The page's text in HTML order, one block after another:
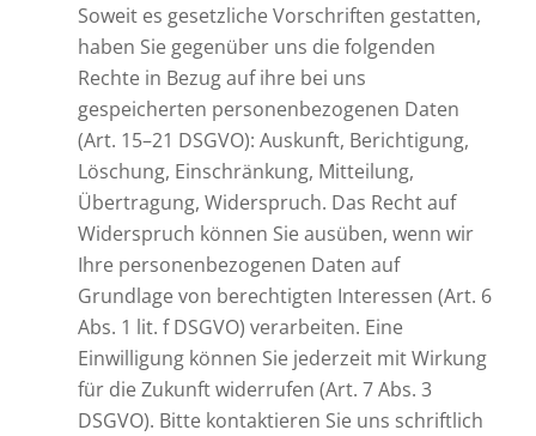
Soweit es gesetzliche Vorschriften gestatten,
haben Sie gegenüber uns die folgenden
Rechte in Bezug auf ihre bei uns
gespeicherten personenbezogenen Daten
(Art. 15–21 DSGVO): Auskunft, Berichtigung,
Löschung, Einschränkung, Mitteilung,
Übertragung, Widerspruch. Das Recht auf
Widerspruch können Sie ausüben, wenn wir
Ihre personenbezogenen Daten auf
Grundlage von berechtigten Interessen (Art. 6
Abs. 1 lit. f DSGVO) verarbeiten. Eine
Einwilligung können Sie jederzeit mit Wirkung
für die Zukunft widerrufen (Art. 7 Abs. 3
DSGVO). Bitte kontaktieren Sie uns schriftlich